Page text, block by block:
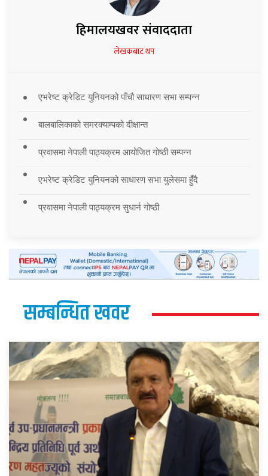
हिमालयखवर संवाददाता
लेखकबाट थप
एभरेष्ट क्रेडिट युनियनको पाँचौ साधारण सभा सम्पन्न
बालबालिकाको समरक्याम्पको दीक्षान्त
प्रवासमा नेपाली पाठ्यक्रम आयोजित गोष्ठी सम्पन्न
एभरेष्ट क्रेडिट युनियनको साधारण सभा युलेसमा हुँदै
प्रवासमा नेपाली पाठ्यक्रम सुधार्न गोष्ठी
सम्बन्धित खवर